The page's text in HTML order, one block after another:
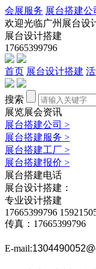
会展服务 展台搭建公
欢迎光临广州展台设
展台设计搭建
17665399796
首页 展台设计搭建
搜索
展览展会资讯
展台搭建公司 >
展台搭建服务 >
展台搭建工厂 >
展台搭建报价 >
展台搭建电话
展台设计搭建：
专业设计搭建
17665399796
传真：17665399796
E-mail: